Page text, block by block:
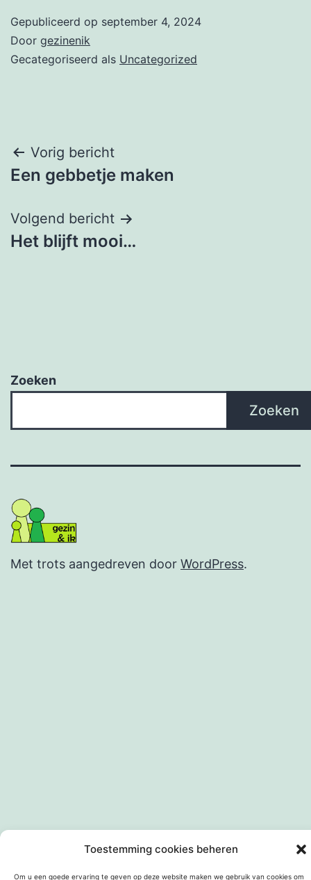
Toestemming cookies beheren
Om u een goede ervaring te geven op deze website maken we gebruik van cookies om
Gepubliceerd op september 4, 2024
Door gezinenik
Gecategoriseerd als Uncategorized
Bericht
navigatie
Vorig bericht
Een gebbetje maken
Volgend bericht
Het blijft mooi…
Zoeken
Zoeken
Met trots aangedreven door WordPress.